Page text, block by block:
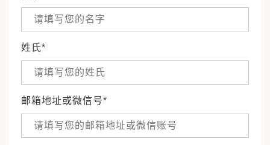
姓氏*
邮箱地址或微信号*